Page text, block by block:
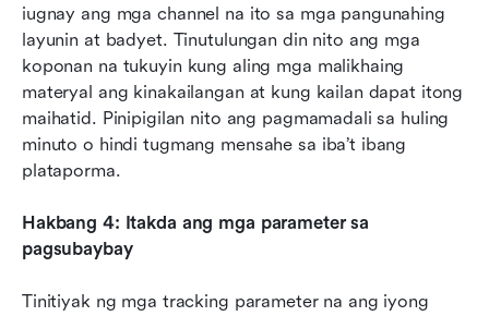
iugnay ang mga channel na ito sa mga pangunahing
layunin at badyet. Tinutulungan din nito ang mga
koponan na tukuyin kung aling mga malikhaing
materyal ang kinakailangan at kung kailan dapat itong
maihatid. Pinipigilan nito ang pagmamadali sa huling
minuto o hindi tugmang mensahe sa iba’t ibang
plataporma.
Hakbang 4: Itakda ang mga parameter sa
pagsubaybay
Tinitiyak ng mga tracking parameter na ang iyong